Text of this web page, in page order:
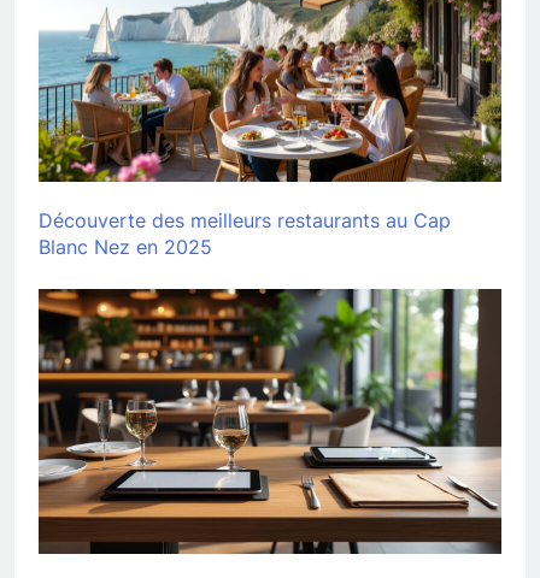
Découverte des meilleurs restaurants au Cap
Blanc Nez en 2025